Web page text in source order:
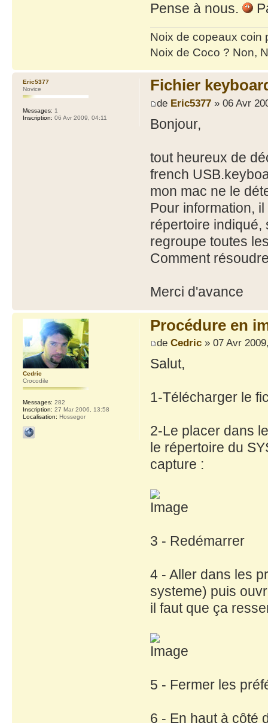
Pense à nous.
Noix de copeaux coin
Noix de Coco ? Non,
Fichier
de Eric5377» 06 Avr
Bonjour,
tout heureux de
french
mon mac ne le
Pour information,
répertoire indiqué,
regroupe toutes
Comment
Merci d'avance
Eric5377
Novice
Messages: 1
Inscription: 06 Avr 2009, 04:11
Procédure en
de Cedric» 07 Avr
Salut,
1-Télécharger le
2-Le placer dans
le répertoire du
capture :
3 - Redémarrer
4 - Aller dans les
systeme) puis
il faut que ça
5 - Fermer les
6 - En haut à côté
Cedric
Crocodile
Messages: 282
Inscription: 27 Mar 2006, 13:58
Localisation: Hossegor